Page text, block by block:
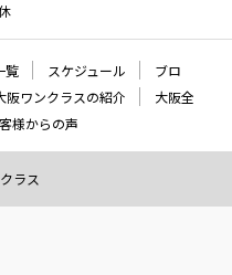
覧 スケジュール
ブロ
阪ワンクラスの紹介
大阪全
様からの声
ラス